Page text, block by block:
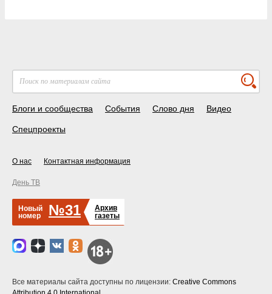
Блоги и сообщества События Слово дня Видео
Спецпроекты
О нас Контактная информация
День ТВ
Новый
номер
№31
Архив
газеты
Все материалы сайта доступны по лицензии: Creative Commons